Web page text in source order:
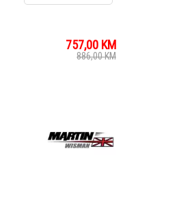
757,00 KM
886,00KM